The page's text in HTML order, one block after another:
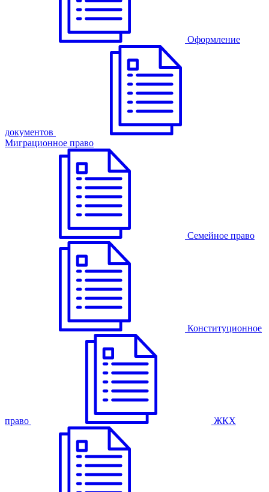
Оформление
документов
Миграционное право
Семейное право
Конституционное
право ЖКХ